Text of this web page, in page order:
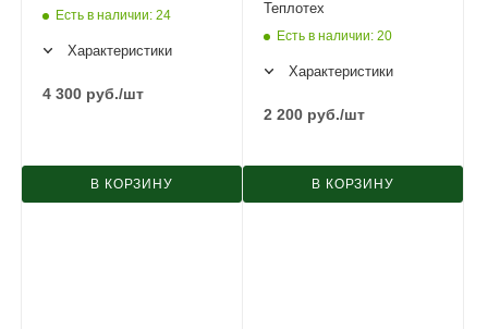
Есть в наличии: 24
Характеристики
4 300 руб./шт
В КОРЗИНУ
Теплотех
Есть в наличии: 20
Характеристики
2 200 руб./шт
В КОРЗИНУ